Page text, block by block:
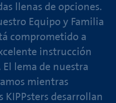
llenas de opciones.
Equipo y Familia
comprometido a
instrucción
El lema de nuestra
mientras
KIPPsters desarrollan